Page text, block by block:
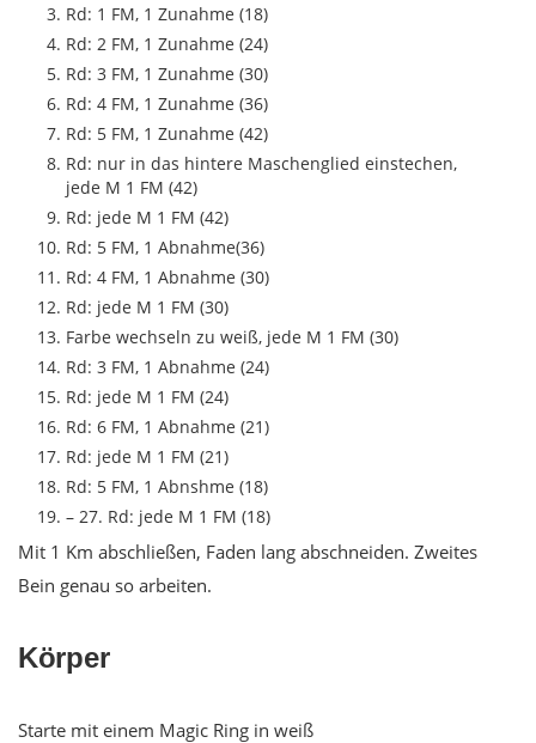
Rd: 1 FM, 1 Zunahme (18)
Rd: 2 FM, 1 Zunahme (24)
Rd: 3 FM, 1 Zunahme (30)
Rd: 4 FM, 1 Zunahme (36)
Rd: 5 FM, 1 Zunahme (42)
Rd: nur in das hintere Maschenglied einstechen,
jede M 1 FM (42)
Rd: jede M 1 FM (42)
Rd: 5 FM, 1 Abnahme(36)
Rd: 4 FM, 1 Abnahme (30)
Rd: jede M 1 FM (30)
Farbe wechseln zu weiß, jede M 1 FM (30)
Rd: 3 FM, 1 Abnahme (24)
Rd: jede M 1 FM (24)
Rd: 6 FM, 1 Abnahme (21)
Rd: jede M 1 FM (21)
Rd: 5 FM, 1 Abnshme (18)
– 27. Rd: jede M 1 FM (18)
Mit 1 Km abschließen, Faden lang abschneiden. Zweites
Bein genau so arbeiten.
Körper
Starte mit einem Magic Ring in weiß